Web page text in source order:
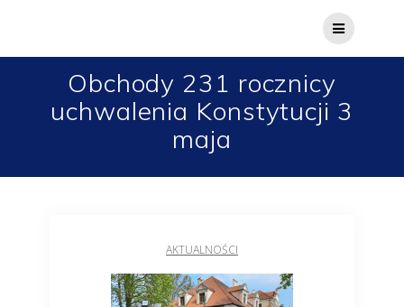
Obchody 231 rocznicy
uchwalenia Konstytucji 3
maja
AKTUALNOŚCI